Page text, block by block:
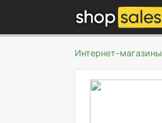
Интернет-магазины